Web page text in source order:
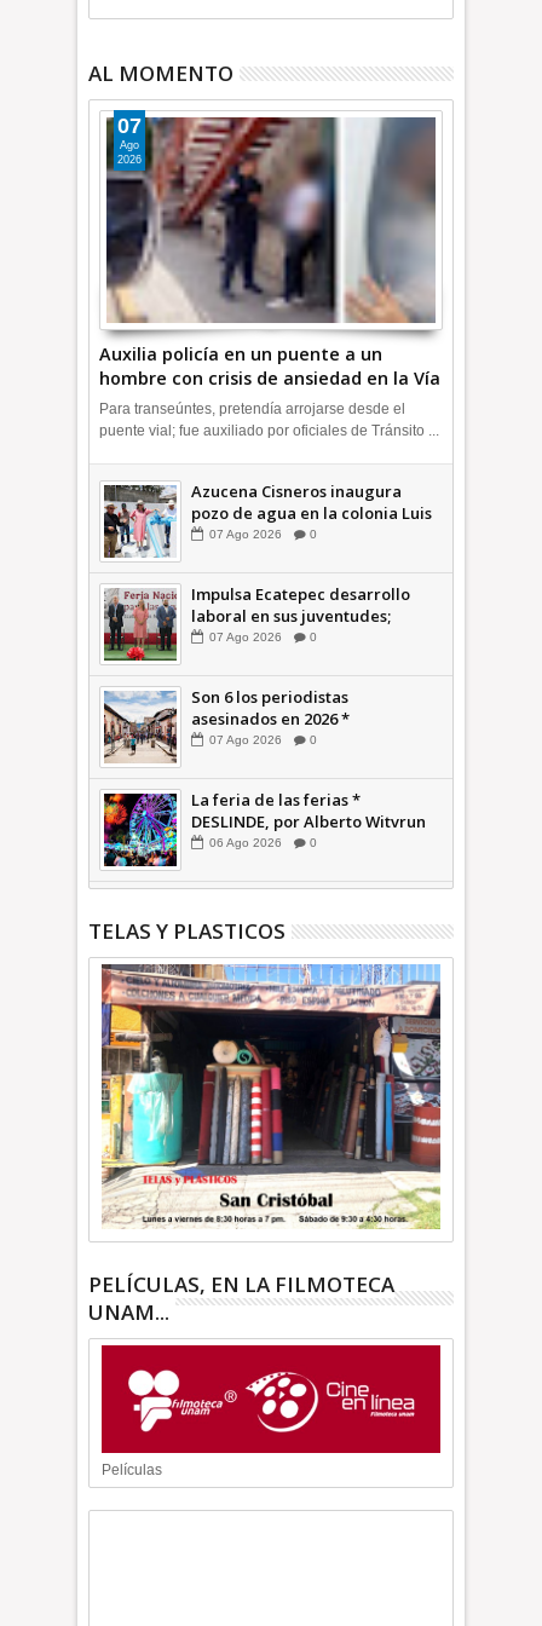
AL MOMENTO
Auxilia policía en un puente a un
hombre con crisis de ansiedad en la Vía
Morelos | INFORMATIVA
07
Ago
2026
Para transeúntes, pretendía arrojarse desde el
puente vial; fue auxiliado por oficiales de Tránsito ...
Azucena Cisneros inaugura
pozo de agua en la colonia Luis
Donaldo Colosio +Video |
07 Ago 2026 0
Impulsa Ecatepec desarrollo
laboral en sus juventudes;
inauguran Feria de Empleo y
INFORMATIVA
07 Ago 2026 0
Son 6 los periodistas
asesinados en 2026 *
COMENTARIO A TIEMPO
07 Ago 2026 0
La feria de las ferias *
DESLINDE, por Alberto Witvrun
06 Ago 2026 0
TELAS Y PLASTICOS
PELÍCULAS, EN LA FILMOTECA
UNAM...
Películas